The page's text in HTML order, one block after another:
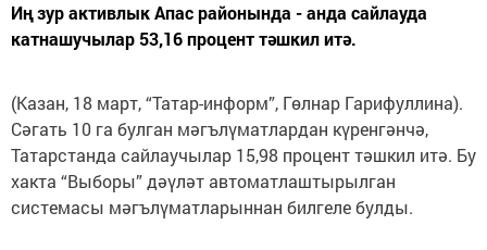
Иң зур активлык Апас районында - анда сайлауда
катнашучылар 53,16 процент тәшкил итә.
(Казан, 18 март, “Татар-информ”, Гөлнар Гарифуллина).
Сәгать 10 га булган мәгълүматлардан күренгәнчә,
Татарстанда сайлаучылар 15,98 процент тәшкил итә. Бу
хакта “Выборы” дәүләт автоматлаштырылган
системасы мәгълүматларыннан билгеле булды.